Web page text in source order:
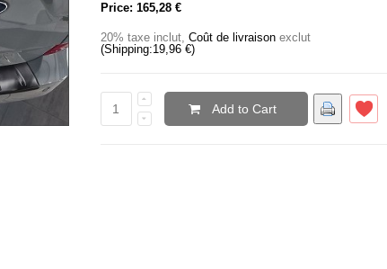
Price: 165,28 €
20% taxe inclut, Coût de livraisonexclut
(Shipping:19,96 €)
Add to Cart